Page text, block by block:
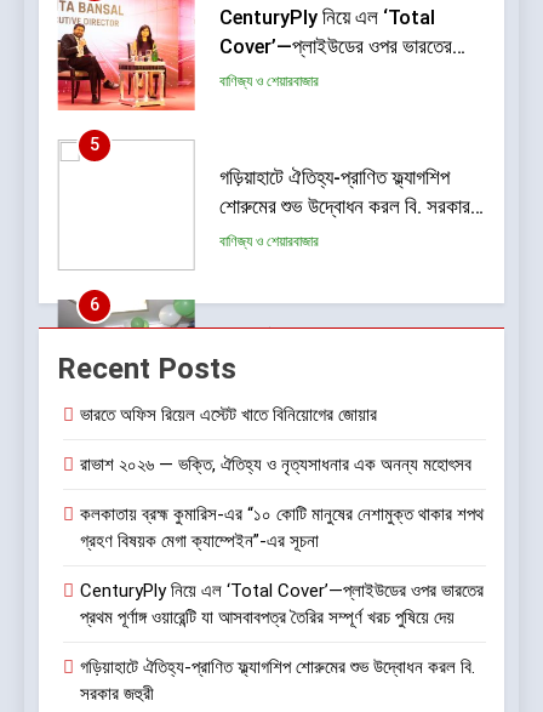
CenturyPly নিয়ে এল ‘Total
Cover’—প্লাইউডের ওপর ভারতের
প্রথম পূর্ণাঙ্গ ওয়ারেন্টি যা আসবাবপত্র
বাণিজ্য ও শেয়ারবাজার
5
গড়িয়াহাটে ঐতিহ্য-প্রাণিত ফ্ল্যাগশিপ
শোরুমের শুভ উদ্বোধন করল বি. সরকার
জহুরী
বাণিজ্য ও শেয়ারবাজার
6
সম্বর্ধনা দিলো ডিব্যেন্দু বারুয়া চেস
7
ও যৌথ উদ্যোগের শক্তিতে পূর্ব ভারতের
রং শিল্পের নজর ভবিষ্যৎমুখী প্রবৃদ্ধিতে
8
ডায়াবেটিক রেটিনোপ্যাথি সচেতনতা
Recent Posts
ভারতে অফিস রিয়েল এস্টেট খাতে বিনিয়োগের জোয়ার
রাভাশ ২০২৬ — ভক্তি, ঐতিহ্য ও নৃত্যসাধনার এক অনন্য মহোৎসব
কলকাতায় ব্রহ্ম কুমারিস-এর “১০ কোটি মানুষের নেশামুক্ত থাকার শপথ
গ্রহণ বিষয়ক মেগা ক্যাম্পেইন”-এর সূচনা
CenturyPly নিয়ে এল ‘Total Cover’—প্লাইউডের ওপর ভারতের
প্রথম পূর্ণাঙ্গ ওয়ারেন্টি যা আসবাবপত্র তৈরির সম্পূর্ণ খরচ পুষিয়ে দেয়
গড়িয়াহাটে ঐতিহ্য-প্রাণিত ফ্ল্যাগশিপ শোরুমের শুভ উদ্বোধন করল বি.
সরকার জহুরী